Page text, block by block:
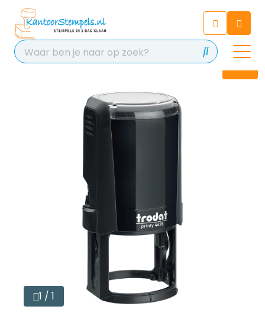
Chat 24/7 met onze chatbot
voor hulp
Contact
1 / 1